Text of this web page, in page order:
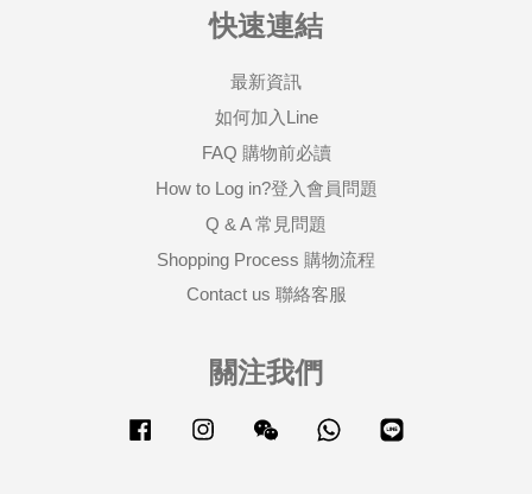
快速連結
最新資訊
如何加入Line
FAQ 購物前必讀
How to Log in?登入會員問題
Q & A 常見問題
Shopping Process 購物流程
Contact us 聯絡客服
關注我們
Facebook Instagram Wechat Whatsapp